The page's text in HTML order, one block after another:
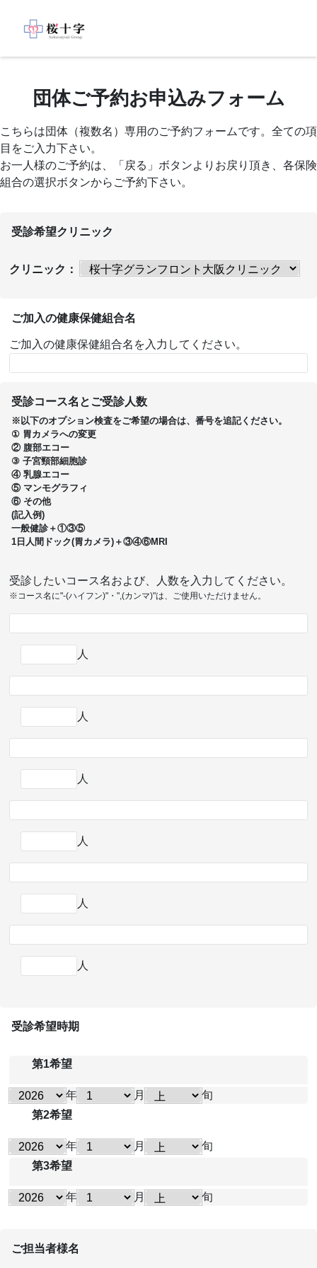
団体ご予約お申込みフォーム
こちらは団体（複数名）専用のご予約フォームです。全ての項
目をご入力下さい。
お一人様のご予約は、「戻る」ボタンよりお戻り頂き、各保険
組合の選択ボタンからご予約下さい。
受診希望クリニック
クリニック：
ご加入の健康保健組合名
ご加入の健康保健組合名を入力してください。
受診コース名とご受診人数
※以下のオプション検査をご希望の場合は、番号を追記ください。
① 胃カメラへの変更
② 腹部エコー
③ 子宮頸部細胞診
④ 乳腺エコー
⑤ マンモグラフィ
⑥ その他
(記入例)
一般健診＋①③⑤
1日人間ドック(胃カメラ)＋③④⑥MRI
受診したいコース名および、人数を入力してください。
※コース名に"-(ハイフン)"・",(カンマ)"は、ご使用いただけません。
人
人
人
人
人
人
受診希望時期
第1希望
年 月
旬
第2希望
年 月
旬
第3希望
年 月 旬
ご担当者様名